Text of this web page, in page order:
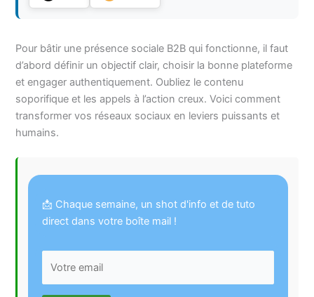
Pour bâtir une présence sociale B2B qui fonctionne, il faut
d’abord définir un objectif clair, choisir la bonne plateforme
et engager authentiquement. Oubliez le contenu
soporifique et les appels à l’action creux. Voici comment
transformer vos réseaux sociaux en leviers puissants et
humains.
📩 Chaque semaine, un shot d'info et de tuto
direct dans votre boîte mail !